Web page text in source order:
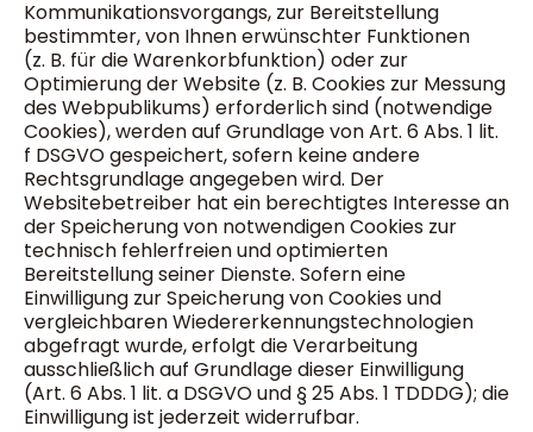
Kommunikationsvorgangs, zur Bereitstellung
bestimmter, von Ihnen erwünschter Funktionen
(z. B. für die Warenkorbfunktion) oder zur
Optimierung der Website (z. B. Cookies zur Messung
des Webpublikums) erforderlich sind (notwendige
Cookies), werden auf Grundlage von Art. 6 Abs. 1 lit.
f DSGVO gespeichert, sofern keine andere
Rechtsgrundlage angegeben wird. Der
Websitebetreiber hat ein berechtigtes Interesse an
der Speicherung von notwendigen Cookies zur
technisch fehlerfreien und optimierten
Bereitstellung seiner Dienste. Sofern eine
Einwilligung zur Speicherung von Cookies und
vergleichbaren Wiedererkennungstechnologien
abgefragt wurde, erfolgt die Verarbeitung
ausschließlich auf Grundlage dieser Einwilligung
(Art. 6 Abs. 1 lit. a DSGVO und § 25 Abs. 1 TDDDG); die
Einwilligung ist jederzeit widerrufbar.